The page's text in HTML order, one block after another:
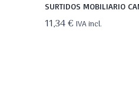
SURTIDOS MOBILIARIO
11,34€ IVA incl.